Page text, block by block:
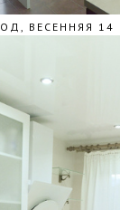
ВЕСЕННЯЯ 14